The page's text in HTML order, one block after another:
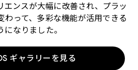
エンスが大幅に改善され、プラッ
わって、多彩な機能が活用できる
になりました。
ギャラリーを見る